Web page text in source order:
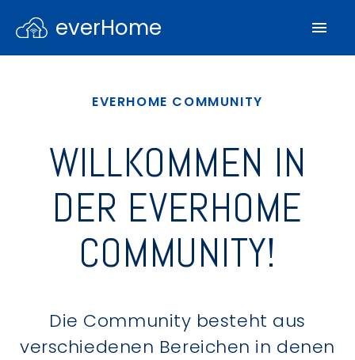
everHome
EVERHOME COMMUNITY
WILLKOMMEN IN
DER EVERHOME
COMMUNITY!
Die Community besteht aus
verschiedenen Bereichen in denen